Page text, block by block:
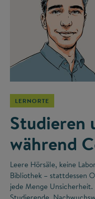
LERNORTE
Studieren
während
Leere Hörsäle, keine
Bibliothek – stattdessen
jede Menge